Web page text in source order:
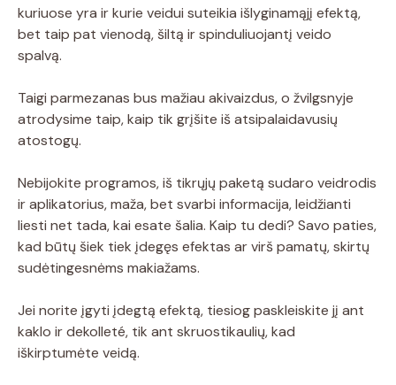
kuriuose yra ir kurie veidui suteikia išlyginamąjį efektą,
bet taip pat vienodą, šiltą ir spinduliuojantį veido
spalvą.
Taigi parmezanas bus mažiau akivaizdus, ​​o žvilgsnyje
atrodysime taip, kaip tik grįšite iš atsipalaidavusių
atostogų.
Nebijokite programos, iš tikrųjų paketą sudaro veidrodis
ir aplikatorius, maža, bet svarbi informacija, leidžianti
liesti net tada, kai esate šalia. Kaip tu dedi? Savo paties,
kad būtų šiek tiek įdegęs efektas ar virš pamatų, skirtų
sudėtingesnėms makiažams.
Jei norite įgyti įdegtą efektą, tiesiog paskleiskite jį ant
kaklo ir dekolleté, tik ant skruostikaulių, kad
iškirptumėte veidą.